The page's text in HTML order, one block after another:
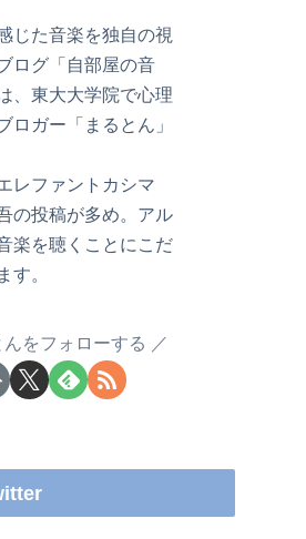
じた音楽を独自の視
ログ「自部屋の音
、東大大学院で心理
ロガー「まるとん」
レファントカシマ
の投稿が多め。アル
楽を聴くことにこだ
す。
んをフォローする